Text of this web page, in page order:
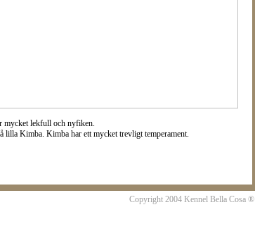
mycket lekfull och nyfiken.
lilla Kimba. Kimba har ett mycket trevligt temperament.
Copyright 2004 Kennel Bella Cosa ®